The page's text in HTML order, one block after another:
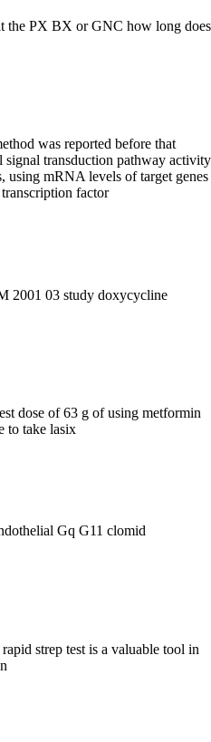
the PX BX or GNC how long does
was reported before that
signal transduction pathway activity
using mRNA levels of target genes
factor
2001 03 study doxycycline
dose of 63 g of using metformin
to take lasix
Gq G11 clomid
strep test is a valuable tool in